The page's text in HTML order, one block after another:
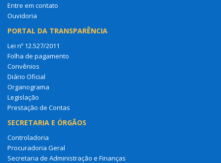
Entre em contato
Ouvidoria
PORTAL DA TRANSPARÊNCIA
Lei nº 12.527/2011
Folha de pagamento
Convênios
Diário Oficial
Organograma
Legislação
Prestação de Contas
SECRETARIA E ÓRGÃOS
Controladoria
Procuradoria Geral
Secretaria de Administração e Finanças